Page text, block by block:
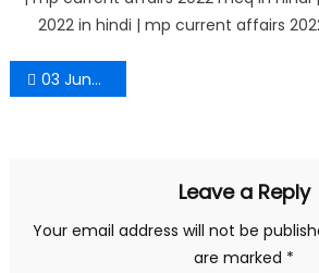
2022 in hindi | mp current affairs
Post
03 June 2022 MP Current Affairs
Leave a Reply
Your email address will not be
are marked *